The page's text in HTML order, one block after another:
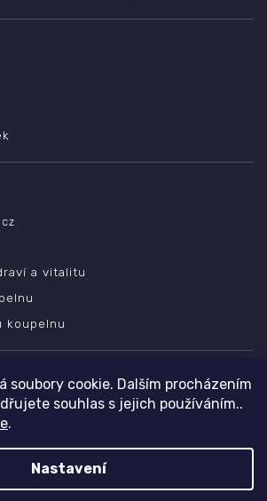
soubory cookie. Dalším procházením
souhlas s jejich používáním..
.
Nastavení
a vitalitu
koupelnu
s.r.o.. Všechna práva vyhrazena.